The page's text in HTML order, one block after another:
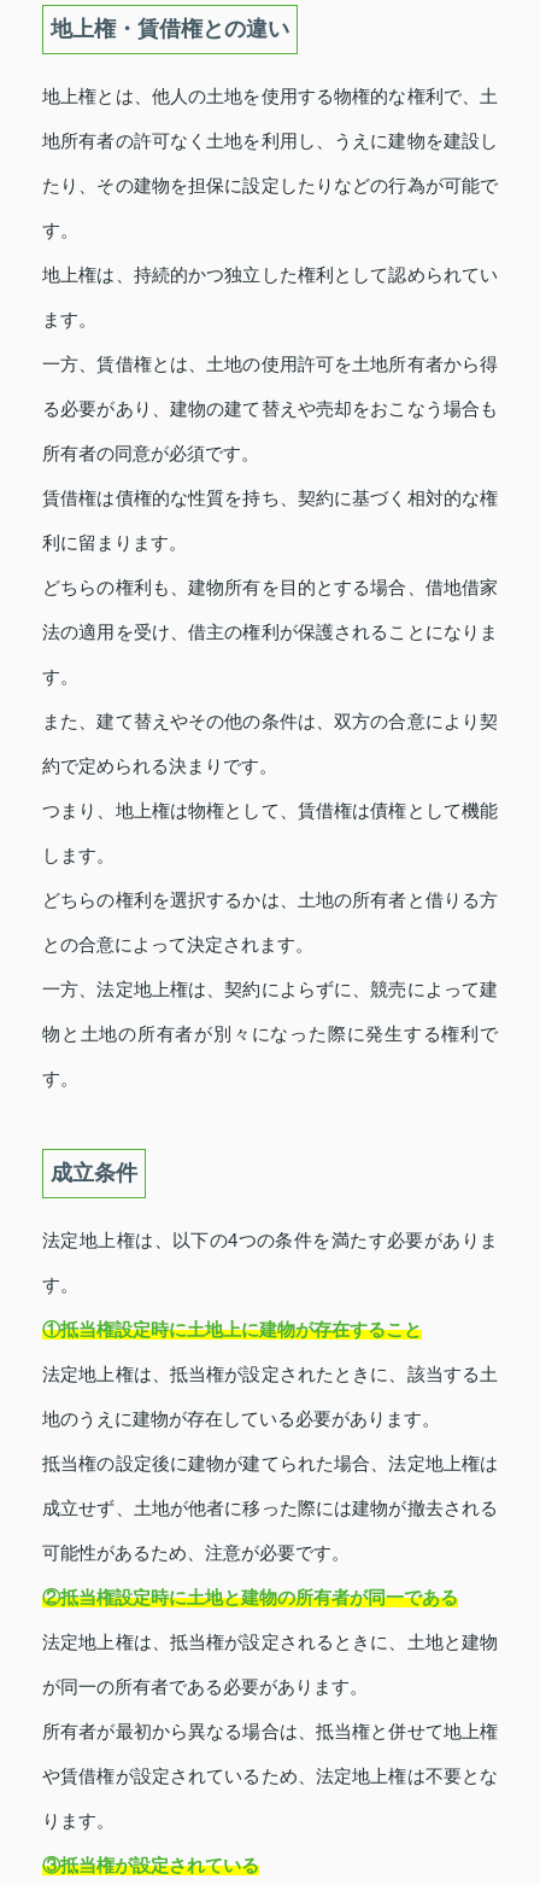
地上権・賃借権との違い
地上権とは、他人の土地を使用する物権的な権利で、土
地所有者の許可なく土地を利用し、うえに建物を建設し
たり、その建物を担保に設定したりなどの行為が可能で
す。
地上権は、持続的かつ独立した権利として認められてい
ます。
一方、賃借権とは、土地の使用許可を土地所有者から得
る必要があり、建物の建て替えや売却をおこなう場合も
所有者の同意が必須です。
賃借権は債権的な性質を持ち、契約に基づく相対的な権
利に留まります。
どちらの権利も、建物所有を目的とする場合、借地借家
法の適用を受け、借主の権利が保護されることになりま
す。
また、建て替えやその他の条件は、双方の合意により契
約で定められる決まりです。
つまり、地上権は物権として、賃借権は債権として機能
します。
どちらの権利を選択するかは、土地の所有者と借りる方
との合意によって決定されます。
一方、法定地上権は、契約によらずに、競売によって建
物と土地の所有者が別々になった際に発生する権利で
す。
成立条件
法定地上権は、以下の4つの条件を満たす必要がありま
す。
①抵当権設定時に土地上に建物が存在すること
法定地上権は、抵当権が設定されたときに、該当する土
地のうえに建物が存在している必要があります。
抵当権の設定後に建物が建てられた場合、法定地上権は
成立せず、土地が他者に移った際には建物が撤去される
可能性があるため、注意が必要です。
②抵当権設定時に土地と建物の所有者が同一である
法定地上権は、抵当権が設定されるときに、土地と建物
が同一の所有者である必要があります。
所有者が最初から異なる場合は、抵当権と併せて地上権
や賃借権が設定されているため、法定地上権は不要とな
ります。
③抵当権が設定されている